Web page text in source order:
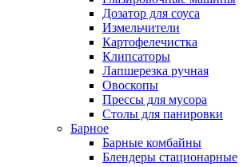
Дозатор для соуса
Измельчители
Картофелечистка
Клипсаторы
Лапшерезка ручная
Овоскопы
Прессы для мусора
Столы для панировки
Барное
Барные комбайны
Блендеры стационарные